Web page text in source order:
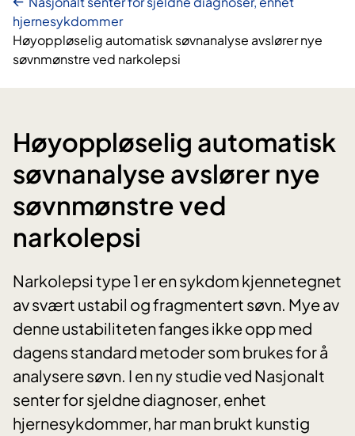
hjernesykdommer
Høyoppløselig automatisk søvnanalyse avslører nye
søvnmønstre ved narkolepsi
Høyoppløselig automatisk
søvnanalyse avslører nye
søvnmønstre ved
narkolepsi
Narkolepsi type 1 er en sykdom kjennetegnet
av svært ustabil og fragmentert søvn. Mye av
denne ustabiliteten fanges ikke opp med
dagens standard metoder som brukes for å
analysere søvn. I en ny studie ved Nasjonalt
senter for sjeldne diagnoser, enhet
hjernesykdommer, har man brukt kunstig